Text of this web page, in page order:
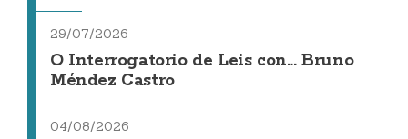
29/07/2026
O Interrogatorio de Leis con... Bruno
Méndez Castro
04/08/2026